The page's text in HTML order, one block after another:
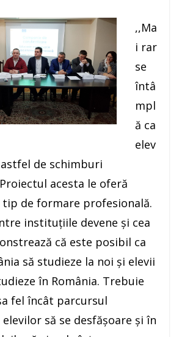
,,Ma
i rar
se
întâ
mpl
ă ca
elev
de schimburi
acesta le oferă
de formare profesională.
instituțiile devene și cea
că este posibil ca
să studieze la noi și elevii
în România. Trebuie
fel încât parcursul
să se desfășoare și în